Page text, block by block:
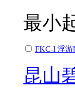
最小
FKC-I 浮
昆山